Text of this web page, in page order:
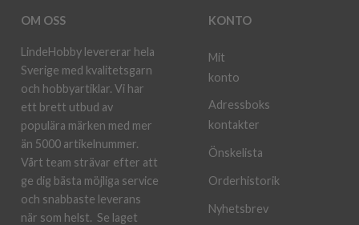
OM OSS
LindeHobby levererar hela
Sverige med kvalitetsgarn
och hobbyartiklar. Vi har
ett brett utbud av
populära märken med mer
än 5000 artikelnummer.
Vårt team strävar efter att
ge dig bästa möjliga service
och snabbaste leverans
när som helst. Se laget
KONTO
Mit
konto
Adressboks
kontakter
Önskelista
Orderhistorik
Nyhetsbrev